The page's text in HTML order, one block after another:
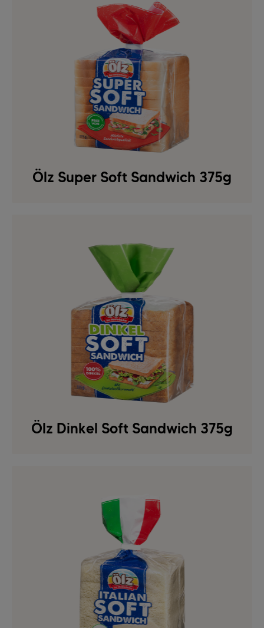
Ölz Super Soft Sandwich 375g
Ölz Dinkel Soft Sandwich 375g